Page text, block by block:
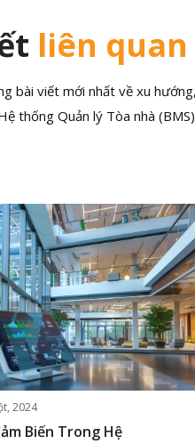
liên quan
bài viết mới nhất về xu
thống Quản lý Tòa nhà
2024
Biến Trong Hệ